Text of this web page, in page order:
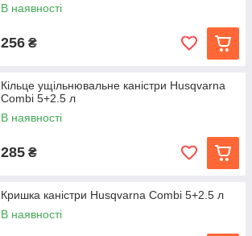
В наявності
256 ₴
Кільце ущільнювальне каністри Husqvarna
Combi 5+2.5 л
В наявності
285 ₴
Кришка каністри Husqvarna Combi 5+2.5 л
В наявності